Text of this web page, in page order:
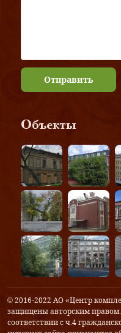
Отправить
Объекты
© 2016-2022 АО «Центр
защищены авторским
соответствии с ч.4